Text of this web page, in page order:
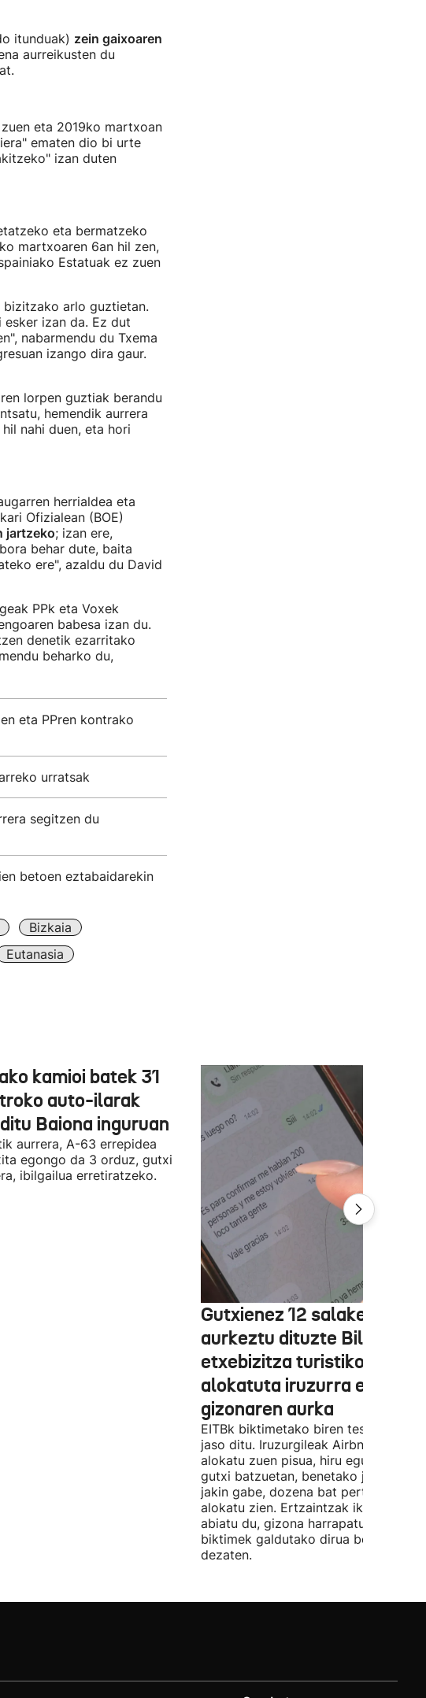
itunduak) zein gaixoaren
aurreikusten du
eta 2019ko martxoan
ematen dio bi urte
izan duten
eta bermatzeko
martxoaren 6an hil zen,
Estatuak ez zuen
arlo guztietan.
izan da. Ez dut
nabarmendu du Txema
izango dira gaur.
lorpen guztiak berandu
hemendik aurrera
nahi duen, eta hori
herrialdea eta
Ofizialean (BOE)
jartzeko; izan ere,
behar dute, baita
ere", azaldu du David
PPk eta Voxek
babesa izan du.
denetik ezarritako
beharko du,
eta PPren kontrako
urratsak
segitzen du
betoen eztabaidarekin
Bizkaia
Eutanasia
kamioi batek 31
auto-ilarak
Baiona inguruan
aurrera, A-63 errepidea
egongo da 3 orduz, gutxi
ibilgailua erretiratzeko.
Gutxienez 12 salaketa
aurkeztu dituzte Bilbon
etxebizitza turistiko bat
alokatuta iruzurra egin
gizonaren aurka
EITBk biktimetako biren testigantzak
jaso ditu. Iruzurgileak Airbnb bidez
alokatu zuen pisua, hiru egunez. Ordu
gutxi batzuetan, benetako jabeak
jakin gabe, dozena bat pertsonari
alokatu zien. Ertzaintzak ikerketa
abiatu du, gizona harrapatu eta
biktimek galdutako dirua berreskura
dezaten.